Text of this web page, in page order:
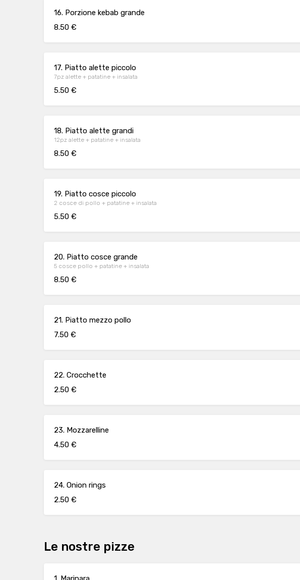
16. Porzione kebab grande
8.50 €
17. Piatto alette piccolo
7pz alette + patatine + insalata
5.50 €
18. Piatto alette grandi
12pz alette + patatine + insalata
8.50 €
19. Piatto cosce piccolo
2 cosce di pollo + patatine + insalata
5.50 €
20. Piatto cosce grande
5 cosce pollo + patatine + insalata
8.50 €
21. Piatto mezzo pollo
7.50 €
22. Crocchette
2.50 €
23. Mozzarelline
4.50 €
24. Onion rings
2.50 €
Le nostre pizze